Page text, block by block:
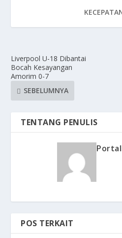
Liverpool U-18 Dibantai
Bocah Kesayangan
Amorim 0-7
SEBELUMNYA
TENTANG PENULIS
POS TERKAIT